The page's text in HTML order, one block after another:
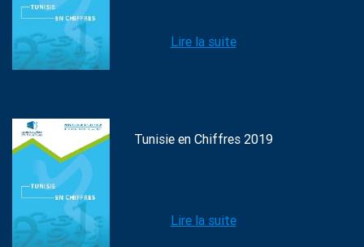
Lire la suite
Tunisie en Chiffres 2019
Lire la suite